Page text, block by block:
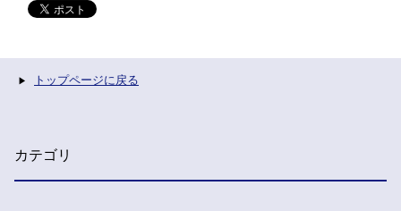
トップページに戻る
カテゴリ